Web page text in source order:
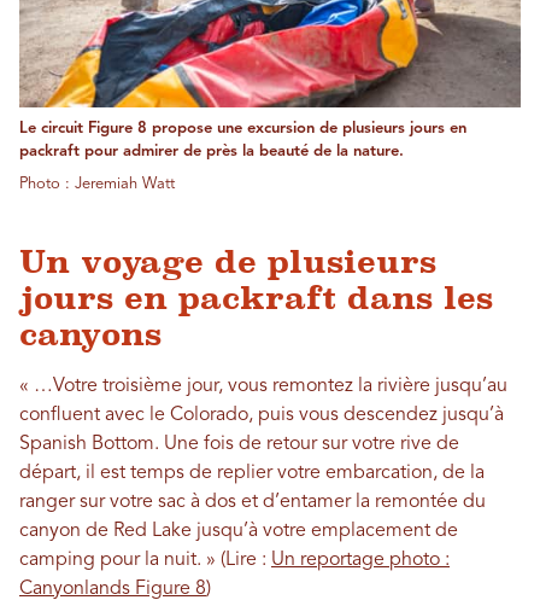
Le circuit Figure 8 propose une excursion de plusieurs jours en
packraft pour admirer de près la beauté de la nature.
Photo : Jeremiah Watt
Un voyage de plusieurs
jours en packraft dans les
canyons
« …Votre troisième jour, vous remontez la rivière jusqu’au
confluent avec le Colorado, puis vous descendez jusqu’à
Spanish Bottom. Une fois de retour sur votre rive de
départ, il est temps de replier votre embarcation, de la
ranger sur votre sac à dos et d’entamer la remontée du
canyon de Red Lake jusqu’à votre emplacement de
camping pour la nuit. » (Lire : Un reportage photo :
Canyonlands Figure 8)